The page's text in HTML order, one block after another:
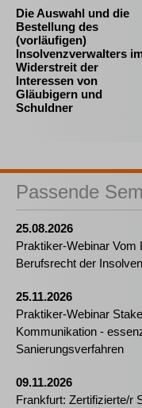
Die Auswahl und die
Bestellung des
(vorläufigen)
Insolvenzverwalters
Widerstreit der
Interessen von
Gläubigern und
Schuldner
Passende
25.08.2026
Praktiker-Webinar Vom
Berufsrecht der
25.11.2026
Praktiker-Webinar
Kommunikation -
Sanierungsverfahren
09.11.2026
Frankfurt: Zertifizierte/r